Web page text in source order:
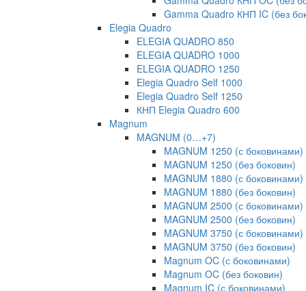
Gamma Quadro КНП IC (без
Elegia Quadro
ELEGIA QUADRO 850
ELEGIA QUADRO 1000
ELEGIA QUADRO 1250
Elegia Quadro Self 1000
Elegia Quadro Self 1250
КНП Elegia Quadro 600
Magnum
MAGNUM (0…+7)
MAGNUM 1250 (с боковинами)
MAGNUM 1250 (без боковин)
MAGNUM 1880 (с боковинами)
MAGNUM 1880 (без боковин)
MAGNUM 2500 (с боковинами)
MAGNUM 2500 (без боковин)
MAGNUM 3750 (с боковинами)
MAGNUM 3750 (без боковин)
Magnum OC (с боковинами)
Magnum OC (без боковин)
Magnum IC (с боковинами)